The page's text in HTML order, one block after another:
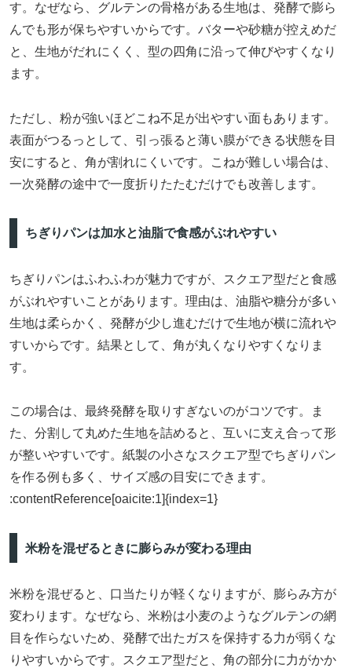
す。なぜなら、グルテンの骨格がある生地は、発酵で膨ら
んでも形が保ちやすいからです。バターや砂糖が控えめだ
と、生地がだれにくく、型の四角に沿って伸びやすくなり
ます。
ただし、粉が強いほどこね不足が出やすい面もあります。
表面がつるっとして、引っ張ると薄い膜ができる状態を目
安にすると、角が割れにくいです。こねが難しい場合は、
一次発酵の途中で一度折りたたむだけでも改善します。
ちぎりパンは加水と油脂で食感がぶれやすい
ちぎりパンはふわふわが魅力ですが、スクエア型だと食感
がぶれやすいことがあります。理由は、油脂や糖分が多い
生地は柔らかく、発酵が少し進むだけで生地が横に流れや
すいからです。結果として、角が丸くなりやすくなりま
す。
この場合は、最終発酵を取りすぎないのがコツです。ま
た、分割して丸めた生地を詰めると、互いに支え合って形
が整いやすいです。紙製の小さなスクエア型でちぎりパン
を作る例も多く、サイズ感の目安にできます。
:contentReference[oaicite:1]{index=1}
米粉を混ぜるときに膨らみが変わる理由
米粉を混ぜると、口当たりが軽くなりますが、膨らみ方が
変わります。なぜなら、米粉は小麦のようなグルテンの網
目を作らないため、発酵で出たガスを保持する力が弱くな
りやすいからです。スクエア型だと、角の部分に力がかか